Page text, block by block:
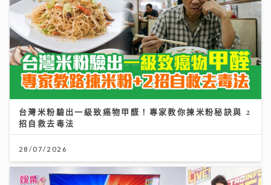
台灣米粉驗出一級致癌物甲醛！專家教你揀米粉秘訣與 2
招自救去毒法
28/07/2026